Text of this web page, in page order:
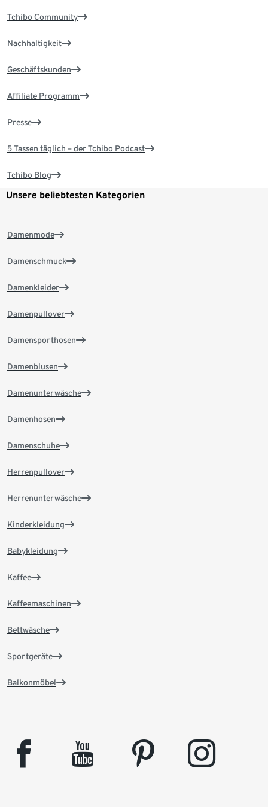
Tchibo Community
Nachhaltigkeit
Geschäftskunden
Affiliate Programm
Presse
5 Tassen täglich – der Tchibo Podcast
Tchibo Blog
Unsere beliebtesten Kategorien
Damenmode
Damenschmuck
Damenkleider
Damenpullover
Damensporthosen
Damenblusen
Damenunterwäsche
Damenhosen
Damenschuhe
Herrenpullover
Herrenunterwäsche
Kinderkleidung
Babykleidung
Kaffee
Kaffeemaschinen
Bettwäsche
Sportgeräte
Balkonmöbel
facebook youtube pinterest instagram